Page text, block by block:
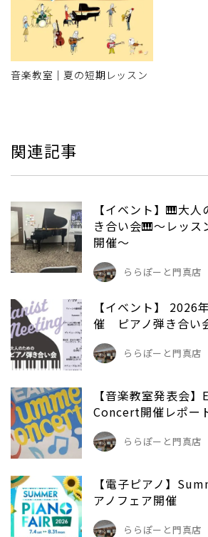
音楽教室｜夏の短期レッスン
関連記事
【イベント】🎹大
き合い会🎹～レッス
開催～
ららぽーと門真店
【イベント】 2026
催 ピアノ弾き合い
ららぽーと門真店
【音楽教室発表会
Concert開催レポー
ららぽーと門真店
【電子ピアノ】
アノフェア開催
ららぽーと門真店